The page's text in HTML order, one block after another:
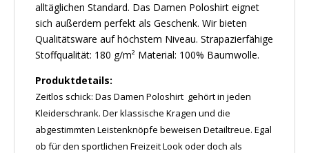
alltäglichen Standard. Das Damen Poloshirt eignet
sich außerdem perfekt als Geschenk. Wir bieten
Qualitätsware auf höchstem Niveau. Strapazierfähige
Stoffqualität: 180 g/m² Material: 100% Baumwolle.
Produktdetails:
Zeitlos schick: Das Damen Poloshirt gehört in jeden
Kleiderschrank. Der klassische Kragen und die
abgestimmten Leistenknöpfe beweisen Detailtreue. Egal
ob für den sportlichen Freizeit Look oder doch als